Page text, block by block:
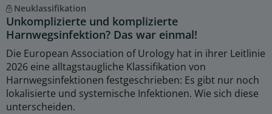
Neuklassifikation
Unkomplizierte und komplizierte
Harnwegsinfektion? Das war einmal!
Die European Association of Urology hat in ihrer Leitlinie
2026 eine alltagstaugliche Klassifikation von
Harnwegsinfektionen festgeschrieben: Es gibt nur noch
lokalisierte und systemische Infektionen. Wie sich diese
unterscheiden.